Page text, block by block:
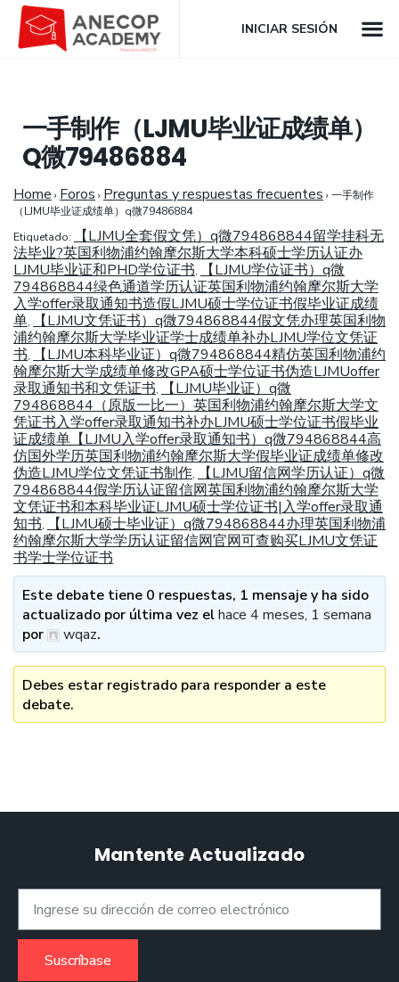
INICIAR SESIÓN
一手制作（LJMU毕业证成绩单）
Q微79486884
Home › Foros › Preguntas y respuestas frecuentes › 一手制作
（LJMU毕业证成绩单）q微79486884
Etiquetado:
【LJMU全套假文凭）q微794868844留学挂科无
法毕业?英国利物浦约翰摩尔斯大学本科硕士学历认证办
LJMU毕业证和PHD学位证书,
【LJMU学位证书）q微
794868844绿色通道学历认证英国利物浦约翰摩尔斯大学
入学offer录取通知书造假LJMU硕士学位证书假毕业证成绩
单,
【LJMU文凭证书）q微794868844假文凭办理英国利物
浦约翰摩尔斯大学毕业证学士成绩单补办LJMU学位文凭证
书,
【LJMU本科毕业证）q微794868844精仿英国利物浦约
翰摩尔斯大学成绩单修改GPA硕士学位证书伪造LJMUoffer
录取通知书和文凭证书,
【LJMU毕业证）q微
794868844（原版一比一）英国利物浦约翰摩尔斯大学文
凭证书入学offer录取通知书补办LJMU硕士学位证书假毕业
证成绩单【LJMU入学offer录取通知书）q微794868844高
仿国外学历英国利物浦约翰摩尔斯大学假毕业证成绩单修改
伪造LJMU学位文凭证书制作,
【LJMU留信网学历认证）q微
794868844假学历认证留信网英国利物浦约翰摩尔斯大学
文凭证书和本科毕业证LJMU硕士学位证书|入学offer录取通
知书,
【LJMU硕士毕业证）q微794868844办理英国利物浦
约翰摩尔斯大学学历认证留信网官网可查购买LJMU文凭证
书学士学位证书
Este debate tiene 0 respuestas, 1 mensaje y ha sido
actualizado por última vez elhace 4 meses, 1 semana
por
wqaz.
Debes estar registrado para responder a este
debate.
Mantente Actualizado
Suscríbase